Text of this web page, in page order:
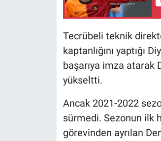
Tecrübeli teknik
kaptanlığını yaptığı
başarıya imza atarak
yükseltti.
Ancak 2021-2022
sürmedi. Sezonun ilk
görevinden ayrılan